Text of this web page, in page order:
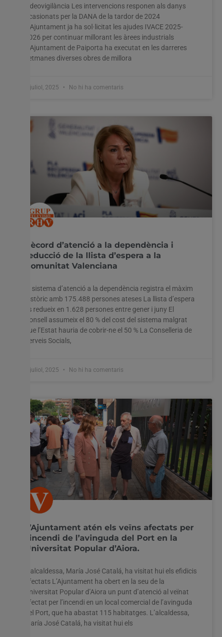
videovigilància Les intervencions responen als danys
ocasionats per la DANA de la tardor de 2024
L’Ajuntament ja ha sol·licitat les ajudes IVACE 2025-
2026 per continuar millorant les àrees industrials
L’Ajuntament de Paiporta ha executat en les darreres
setmanes diverses obres de millora
9 juliol, 2025 No hi ha comentaris
Rècord d’atenció a la dependència i
reducció de la llista d’espera a la
Comunitat Valenciana
El sistema d’atenció a la dependència registra el màxim
històric amb 175.488 persones ateses La llista d’espera
es redueix en 1.628 persones entre gener i juny El
Consell assumeix el 80 % del cost del sistema malgrat
que l’Estat hauria de cobrir-ne el 50 % La Conselleria de
Serveis Socials,
9 juliol, 2025 No hi ha comentaris
L’Ajuntament atén els veïns afectats per
l’incendi de l’avinguda del Port en la
Universitat Popular d’Aiora.
L’alcaldessa, María José Catalá, ha visitat hui els efidicis
afectats L’Ajuntament ha obert en la seu de la
Universitat Popular d’Aiora un punt d’atenció al veïnat
afectat per l’incendi en un local comercial de l’avinguda
del Port, que ha abastat 115 habitatges. L’alcaldessa,
María José Catalá, ha visitat hui els